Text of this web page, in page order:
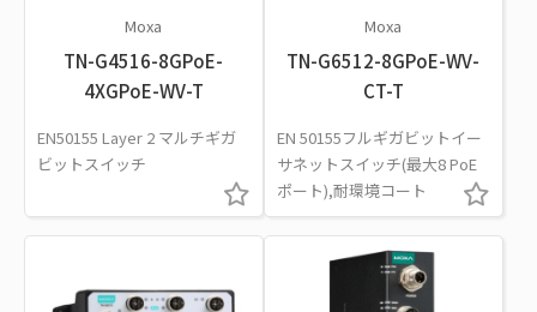
Moxa
TN-G4516-8GPoE-
4XGPoE-WV-T
EN50155 Layer 2 マルチギガ
ビットスイッチ
Moxa
TN-G6512-8GPoE-WV-
CT-T
EN 50155フルギガビットイー
サネットスイッチ(最大8 PoE
ポート),耐環境コート